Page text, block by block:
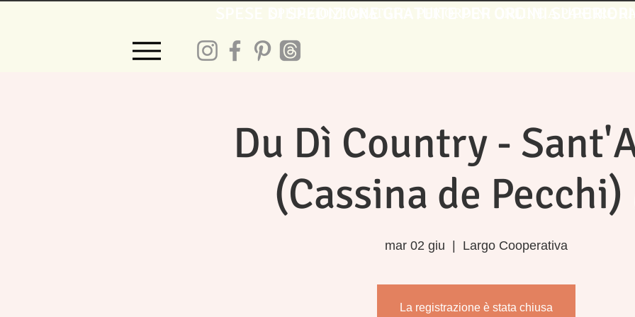
Du Dì Country -
(Cassina de Pecchi)
mar 02 giu Largo Cooperativa
La registrazione è stata chiusa